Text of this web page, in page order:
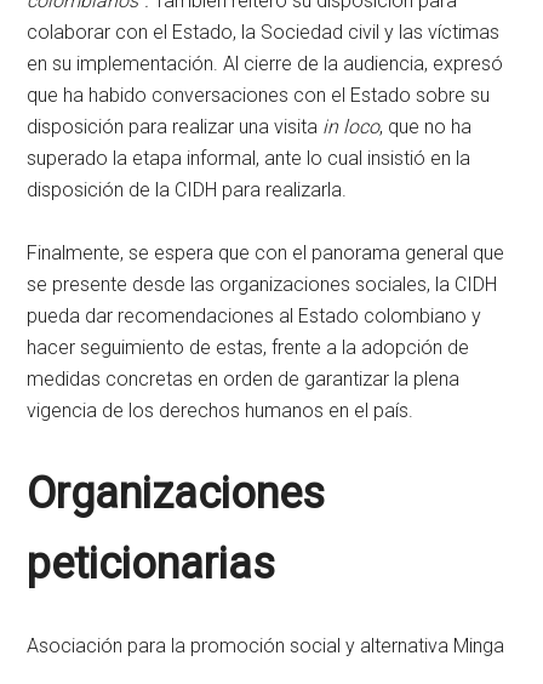
colaborar con el Estado, la Sociedad civil y las víctimas
en su implementación. Al cierre de la audiencia, expresó
que ha habido conversaciones con el Estado sobre su
disposición para realizar una visita in loco, que no ha
superado la etapa informal, ante lo cual insistió en la
disposición de la CIDH para realizarla.
Finalmente, se espera que con el panorama general que
se presente desde las organizaciones sociales, la CIDH
pueda dar recomendaciones al Estado colombiano y
hacer seguimiento de estas, frente a la adopción de
medidas concretas en orden de garantizar la plena
vigencia de los derechos humanos en el país.
Organizaciones
peticionarias
Asociación para la promoción social y alternativa Minga